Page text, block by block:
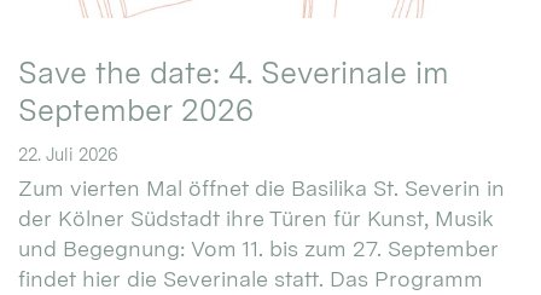
Save the date: 4. Severinale im
September 2026
22. Juli 2026
Zum vierten Mal öffnet die Basilika St. Severin in
der Kölner Südstadt ihre Türen für Kunst, Musik
und Begegnung: Vom 11. bis zum 27. September
findet hier die Severinale statt. Das Programm